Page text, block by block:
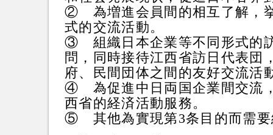
② 為増進会員間的相互了解，
式的交流活動。
③ 組織日本企業等不同形式的
問，同時接待江西省訪日代表団
府、民間団体之間的友好交流活
④ 為促進中日両国企業間交流
西省的経済活動服務。
⑤ 其他為實現第3条目的而需要